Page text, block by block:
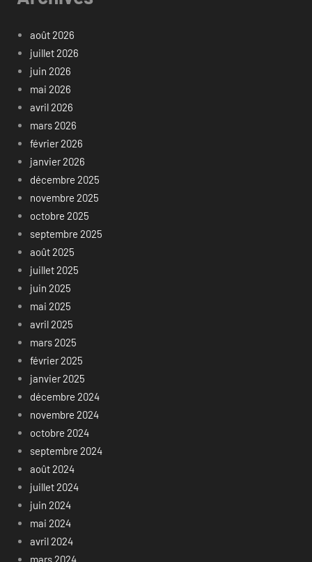
août 2026
juillet 2026
juin 2026
mai 2026
avril 2026
mars 2026
février 2026
janvier 2026
décembre 2025
novembre 2025
octobre 2025
septembre 2025
août 2025
juillet 2025
juin 2025
mai 2025
avril 2025
mars 2025
février 2025
janvier 2025
décembre 2024
novembre 2024
octobre 2024
septembre 2024
août 2024
juillet 2024
juin 2024
mai 2024
avril 2024
mars 2024